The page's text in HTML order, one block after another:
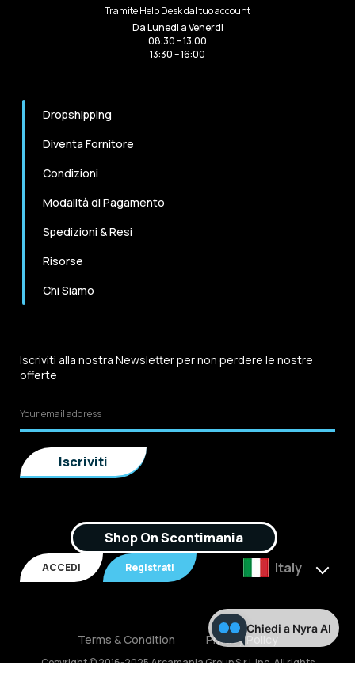
Chiedi a Nyra AI
Tramite Help Desk dal tuo account
Da Lunedi a Venerdi
08:30 – 13:00
13:30 – 16:00
Dropshipping
Diventa Fornitore
Condizioni
Modalità di Pagamento
Spedizioni & Resi
Risorse
Chi Siamo
Iscriviti alla nostra Newsletter per non perdere le nostre
offerte
Shop On Scontimania
ACCEDI Registrati Italy
Copyright © 2016-2025 Arcamania Group S.r.l, Inc. All rights
Terms & Condition Privacy Policy